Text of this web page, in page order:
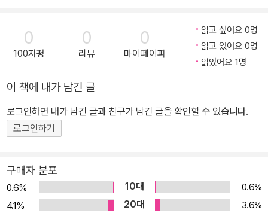
0
100자평
0
리뷰
0
마이페이퍼
읽고 싶어요 0명
읽고 있어요 0명
읽었어요 1명
이 책에 내가 남긴 글
로그인하면 내가 남긴 글과 친구가 남긴 글을 확인할 수 있습니다.
로그인하기
구매자 분포
0.6% 10대
0.6%
4.1%
20대
3.6%